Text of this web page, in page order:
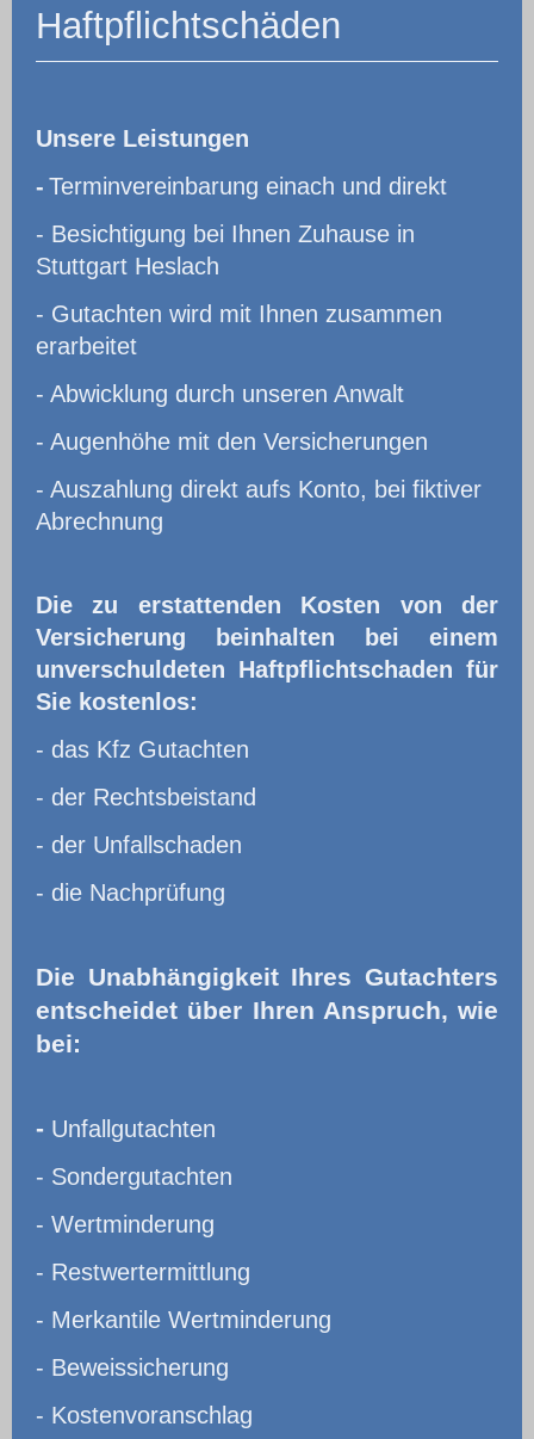
Haftpflichtschäden
Unsere Leistungen
- Terminvereinbarung einach und direkt
- Besichtigung bei Ihnen Zuhause in
Stuttgart Heslach
- Gutachten wird mit Ihnen zusammen
erarbeitet
- Abwicklung durch unseren Anwalt
- Augenhöhe mit den Versicherungen
- Auszahlung direkt aufs Konto, bei fiktiver
Abrechnung
Die zu erstattenden Kosten von der
Versicherung beinhalten bei einem
unverschuldeten Haftpflichtschaden für
Sie kostenlos:
- das Kfz Gutachten
- der Rechtsbeistand
- der Unfallschaden
- die Nachprüfung
Die Unabhängigkeit Ihres Gutachters
entscheidet über Ihren Anspruch, wie
bei:
- Unfallgutachten
- Sondergutachten
- Wertminderung
- Restwertermittlung
- Merkantile Wertminderung
- Beweissicherung
- Kostenvoranschlag